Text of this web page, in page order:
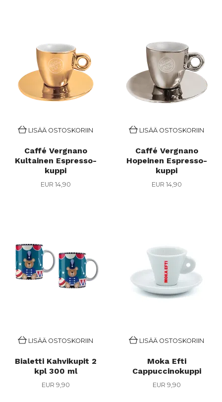
LISÄÄ OSTOSKORIIN
Caffé Vergnano
Kultainen Espresso-
kuppi
EUR 14,90
LISÄÄ OSTOSKORIIN
Caffé Vergnano
Hopeinen Espresso-
kuppi
EUR 14,90
LISÄÄ OSTOSKORIIN
Bialetti Kahvikupit 2
kpl 300 ml
EUR 9,90
LISÄÄ OSTOSKORIIN
Moka Efti
Cappuccinokuppi
EUR 9,90